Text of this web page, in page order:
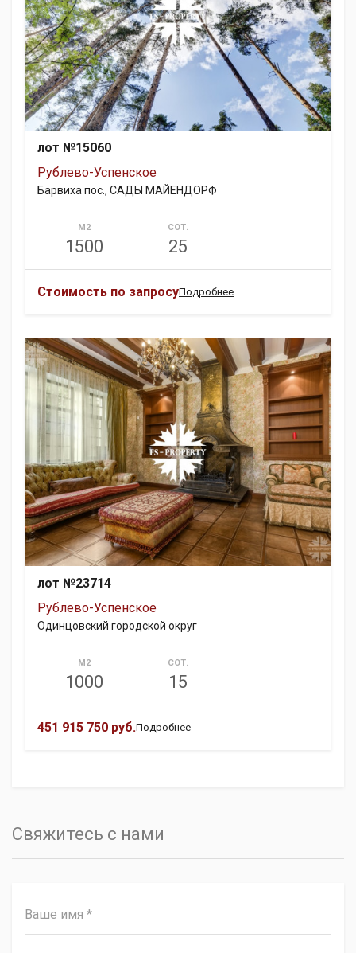
лот №15060
Рублево-Успенское
Барвиха пос., САДЫ МАЙЕНДОРФ
М2
1500
СОТ.
25
Стоимость по запросуПодробнее
лот №23714
Рублево-Успенское
Одинцовский городской округ
М2
1000
СОТ.
15
451 915 750 руб.Подробнее
Свяжитесь с нами